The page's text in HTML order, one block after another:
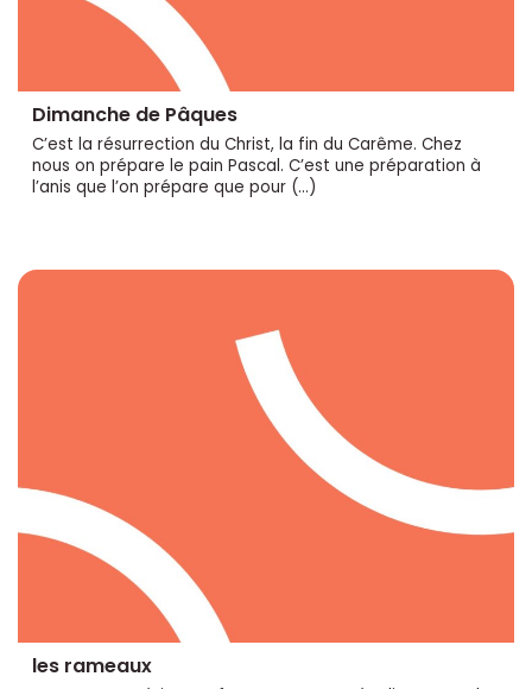
Dimanche de Pâques
C’est la résurrection du Christ, la fin du Carême. Chez
nous on prépare le pain Pascal. C’est une préparation à
l’anis que l’on prépare que pour (…)
les rameaux